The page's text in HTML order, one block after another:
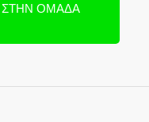
ΟΜΆΔΑ